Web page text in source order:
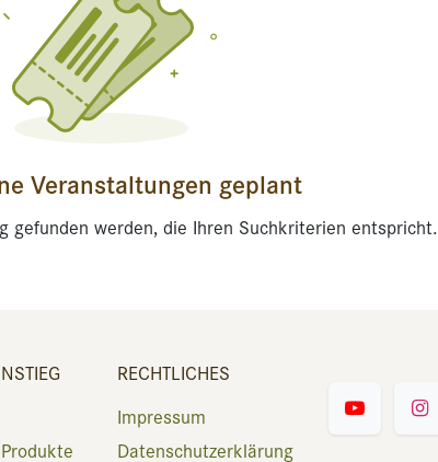
Veranstaltungen geplant
gefunden werden, die Ihren Suchkriterien entspricht.
RECHTLICHES
Impressum
Datenschutzerklärung